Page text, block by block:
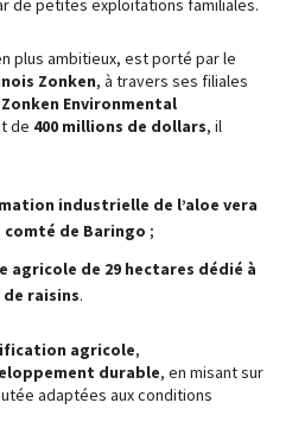
de petites exploitations familiales.
plus ambitieux, est porté par le
Zonken, à travers ses filiales
Zonken Environmental
de 400 millions de dollars, il
industrielle de l’aloe vera
comté de Baringo ;
agricole de 29 hectares dédié à
raisins.
agricole,
durable, en misant sur
adaptées aux conditions